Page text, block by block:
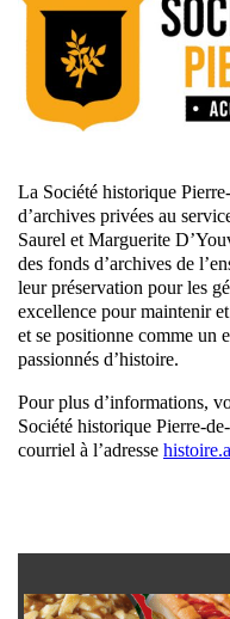
La Société historique
d’archives privées au
Saurel et Marguerite
des fonds d’archives de
leur préservation pour les
excellence pour maintenir
et se positionne comme un
passionnés d’histoire.
Pour plus d’informations,
Société historique Pierre-
courriel à l’adresse